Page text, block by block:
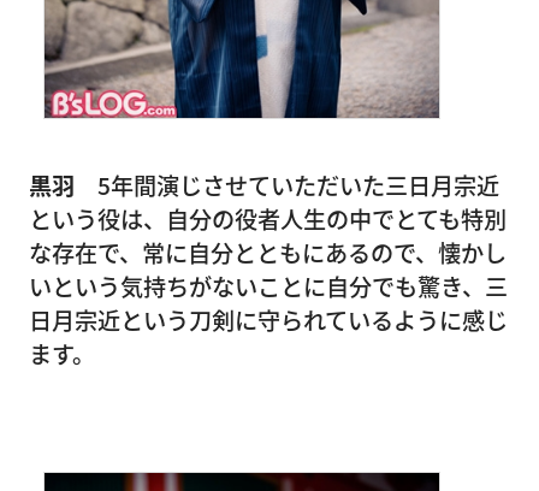
黒羽 5年間演じさせていただいた三日月宗近
という役は、自分の役者人生の中でとても特別
な存在で、常に自分とともにあるので、懐かし
いという気持ちがないことに自分でも驚き、三
日月宗近という刀剣に守られているように感じ
ます。